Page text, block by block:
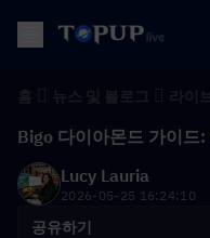
Bigo 다이아몬드 가이드
Lucy Lauria
2026-05-25 16:24:10
공유하기